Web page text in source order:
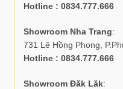
Hotline : 0834.777.666
Showroom Nha Trang:
731 Lê Hồng Phong,
Hotline : 0834.777.666
Showroom Đăk Lăk: